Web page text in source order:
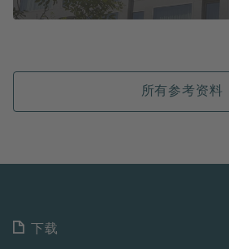
所有参考资料
下载